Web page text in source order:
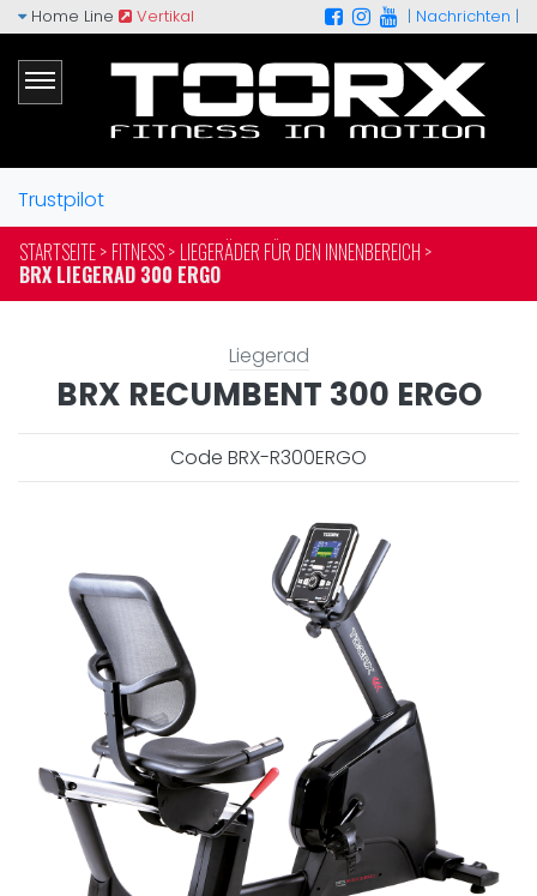
Home Line Vertikal | Nachrichten |
Trustpilot
STARTSEITE > FITNESS > LIEGERÄDER FÜR DEN INNENBEREICH >
BRX LIEGERAD 300 ERGO
Liegerad
BRX RECUMBENT 300 ERGO
Code BRX-R300ERGO